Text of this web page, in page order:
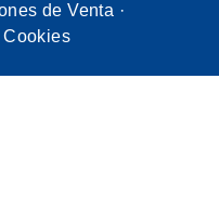
de Venta ·
Cookies